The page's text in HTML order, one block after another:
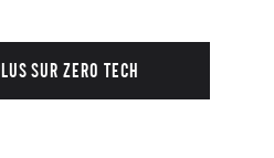
SUR ZERO TECH